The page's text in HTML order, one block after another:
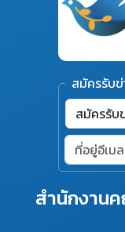
สำนักงาน
สมัครรับข่